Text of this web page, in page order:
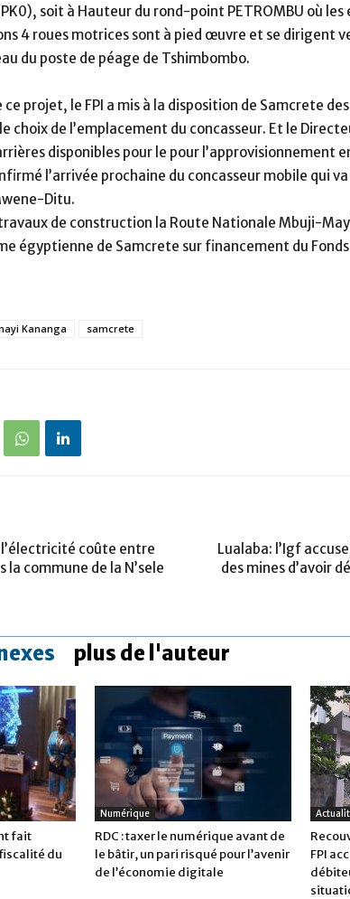
soit à Hauteur du rond-point PETROMBU où les
4 roues motrices sont à pied œuvre et se dirigent
du poste de péage de Tshimbombo.
ce projet, le FPI a mis à la disposition de Samcrete
choix de l’emplacement du concasseur. Et le
disponibles pour le pour l’approvisionnement
l’arrivée prochaine du concasseur mobile qui
Ditu.
de construction la Route Nationale Mbuji-
égyptienne de Samcrete sur financement du
Kananga samcrete
l’électricité coûte entre
la commune de la N’sele
Lualaba: l’Igf
des mines d’avoir
plus de l'auteur
fait
du
Numérique
RDC : taxer le numérique avant de
le bâtir, un pari risqué pour l’avenir
de l’économie digitale
FPI